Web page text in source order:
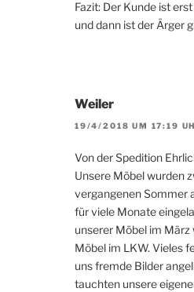
Fazit: Der Kunde ist
und dann ist der Ärger
Weiler
19/4/2018 UM 17:19
Von der Spedition
Unsere Möbel wurden
vergangenen Sommer
für viele Monate
unserer Möbel im
Möbel im LKW. Vieles
uns fremde Bilder
tauchten unsere